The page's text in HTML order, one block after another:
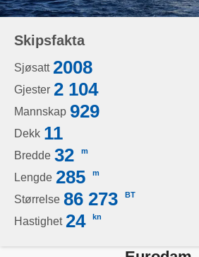
Skipsfakta
Sjøsatt 2008
Gjester 2 104
Mannskap 929
Dekk 11
Bredde 32 m
Lengde 285 m
Størrelse 86 273 BT
Hastighet 24 kn